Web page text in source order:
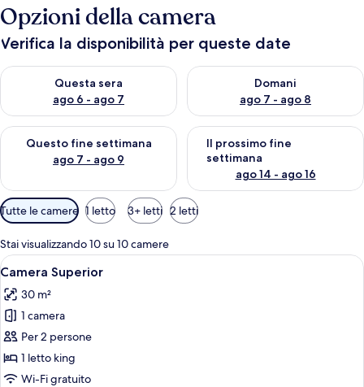
Opzioni della camera
Verifica la disponibilità per queste date
Questa sera
ago 6 - ago 7
Verifica la disponibilità per questa sera, ago 6 - ago 7
Domani
ago 7 - ago 8
Verifica la disponibilità per
Questo fine settimana
ago 7 - ago 9
Verifica la disponibilità per questo fine settimana, ago 7 - ago
Il prossimo fine
settimana
ago 14 - ago 16
Verifica la disponibilità per il
Filtri
disponibili
per
le
camere
Tutte le camere 1 letto 3+ letti 2 letti
Stai visualizzando 10 su 10 camere
Apri
tutte
le
foto
per
Camera
Superior
Camera Superior | 1 camera,
5
Camera Superior
30 m²
1 camera
Per 2 persone
1 letto king
Wi-Fi gratuito